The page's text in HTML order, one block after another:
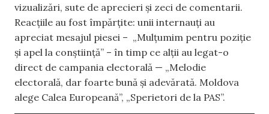
vizualizări, sute de aprecieri și zeci de comentarii.
Reacțiile au fost împărțite: unii internauți au
apreciat mesajul piesei – „Mulțumim pentru poziție
și apel la conștiință” – în timp ce alții au legat-o
direct de campania electorală — „Melodie
electorală, dar foarte bună și adevărată. Moldova
alege Calea Europeană”, „Sperietori de la PAS”.